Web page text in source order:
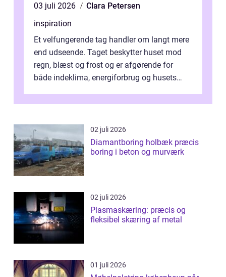
03 juli 2026
Clara Petersen
inspiration
Et velfungerende tag handler om langt mere
end udseende. Taget beskytter huset mod
regn, blæst og frost og er afgørende for
både indeklima, energiforbrug og husets
02 juli 2026
Diamantboring holbæk præcis
boring i beton og murværk
02 juli 2026
Plasmaskæring: præcis og
fleksibel skæring af metal
01 juli 2026